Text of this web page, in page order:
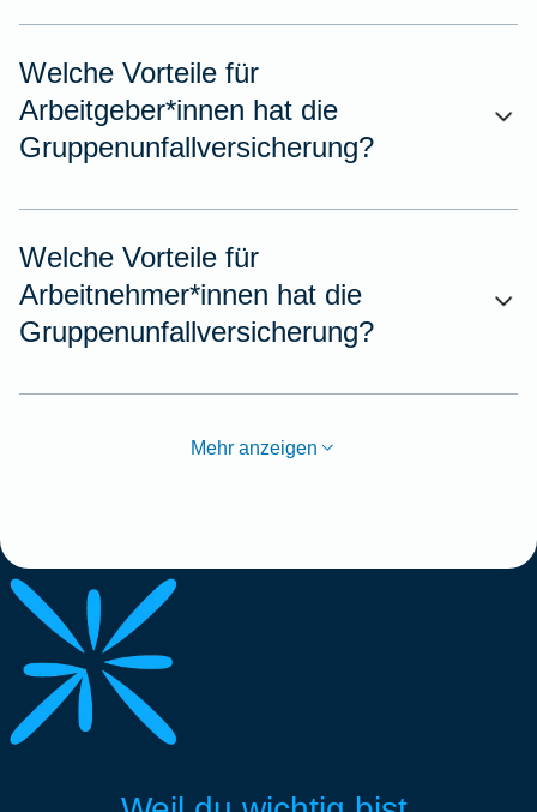
Welche Vorteile für
Arbeitgeber*innen hat die
Gruppenunfallversicherung?
Welche Vorteile für
Arbeitnehmer*innen hat die
Gruppenunfallversicherung?
Mehr anzeigen